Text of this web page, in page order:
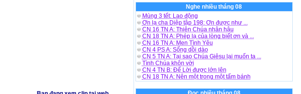
Nghe nhiều tháng 08
Mùng 3 tết: Lao động
Ơn lạ cha Diệp tập 198: Ơn được như ...
CN 16 TN A: Thiên Chúa nhân hậu
CN 18 TN A: Phép lạ của lòng biết ơn và ...
CN 16 TN A: Men Tình Yêu
CN 4 PS A: Sống dồi dào
CN 5 TN A: Tại sao Chúa Giêsu lại muốn ta ...
Tình Chúa khôn vời
CN 4 TN B: Để Lời được lớn lên
CN 18 TN A: Nên một trong một tấm bánh